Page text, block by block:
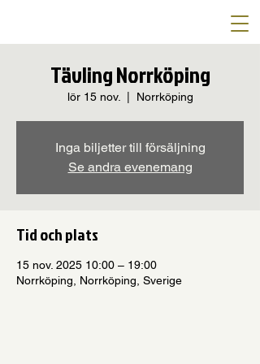
Tävling Norrköping
lör 15 nov. Norrköping
Inga biljetter till försäljning
Se andra evenemang
Tid och plats
15 nov. 2025 10:00 – 19:00
Norrköping, Norrköping, Sverige